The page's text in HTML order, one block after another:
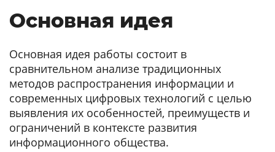
Основная идея
Основная идея работы состоит в
сравнительном анализе традиционных
методов распространения информации и
современных цифровых технологий с целью
выявления их особенностей, преимуществ и
ограничений в контексте развития
информационного общества.